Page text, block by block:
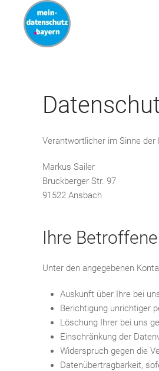
Verantwortlicher im Sinne der
Markus Sailer
Bruckberger Str. 97
91522 Ansbach
Ihre
Unter den angegebenen
Auskunft über Ihre bei
Berichtigung unrichtiger
Löschung Ihrer bei uns
Einschränkung der
Widerspruch gegen die
Datenübertragbarkeit,